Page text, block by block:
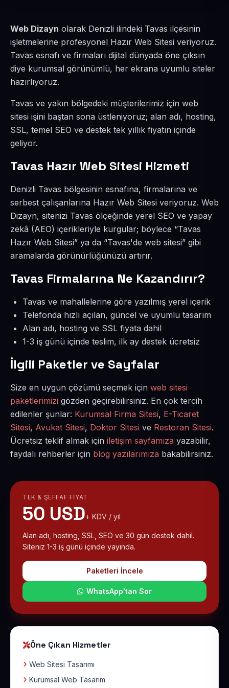
Web Dizayn olarak Denizli ilindeki Tavas ilçesinin
işletmelerine profesyonel Hazır Web Sitesi veriyoruz.
Tavas esnafı ve firmaları dijital dünyada öne çıksın
diye kurumsal görünümlü, her ekrana uyumlu siteler
hazırlıyoruz.
Tavas ve yakın bölgedeki müşterilerimiz için web
sitesi işini baştan sona üstleniyoruz; alan adı, hosting,
SSL, temel SEO ve destek tek yıllık fiyatın içinde
geliyor.
Tavas Hazır Web Sitesi Hizmeti
Denizli Tavas bölgesinin esnafına, firmalarına ve
serbest çalışanlarına Hazır Web Sitesi veriyoruz. Web
Dizayn, sitenizi Tavas ölçeğinde yerel SEO ve yapay
zekâ (AEO) içerikleriyle kurgular; böylece “Tavas
Hazır Web Sitesi” ya da “Tavas'de web sitesi” gibi
aramalarda görünürlüğünüzü artırır.
Tavas Firmalarına Ne Kazandırır?
Tavas ve mahallelerine göre yazılmış yerel içerik
Telefonda hızlı açılan, güncel ve uyumlu tasarım
Alan adı, hosting ve SSL fiyata dahil
1-3 iş günü içinde teslim, ilk ay destek ücretsiz
İlgili Paketler ve Sayfalar
Size en uygun çözümü seçmek için web sitesi
paketlerimizi gözden geçirebilirsiniz. En çok tercih
edilenler şunlar: Kurumsal Firma Sitesi, E-Ticaret
Sitesi, Avukat Sitesi, Doktor Sitesi ve Restoran Sitesi.
Ücretsiz teklif almak için iletişim sayfamıza yazabilir,
faydalı rehberler için blog yazılarımıza bakabilirsiniz.
TEK & ŞEFFAF FIYAT
50 USD+ KDV / yıl
Alan adı, hosting, SSL, SEO ve 30 gün destek dahil.
Siteniz 1-3 iş günü içinde yayında.
Paketleri İncele
WhatsApp'tan Sor
Öne Çıkan Hizmetler
Web Sitesi Tasarımı
Kurumsal Web Tasarım